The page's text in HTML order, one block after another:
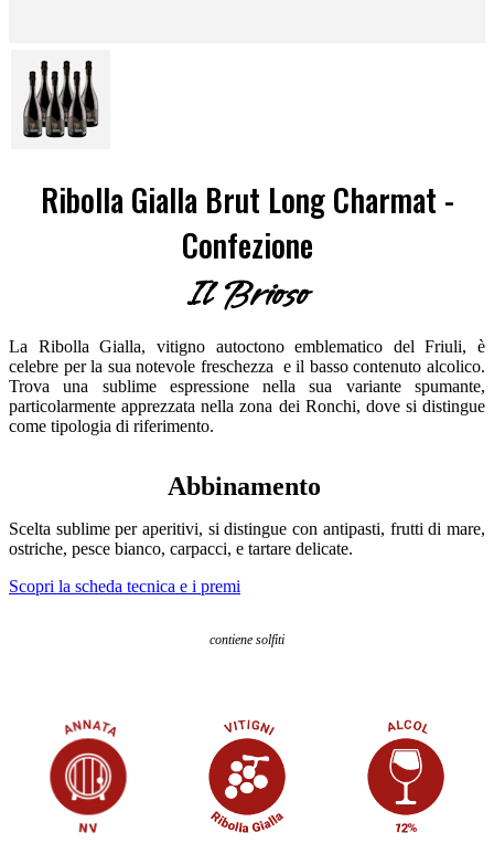
Ribolla Gialla Brut Long Charmat -
Confezione
Il Brioso
La Ribolla Gialla, vitigno autoctono emblematico del Friuli, è
celebre per la sua notevole freschezza e il basso contenuto alcolico.
Trova una sublime espressione nella sua variante spumante,
particolarmente apprezzata nella zona dei Ronchi, dove si distingue
come tipologia di riferimento.
Abbinamento
Scelta sublime per aperitivi, si distingue con antipasti, frutti di mare,
ostriche, pesce bianco, carpacci, e tartare delicate.
Scopri la scheda tecnica e i premi
contiene solfiti